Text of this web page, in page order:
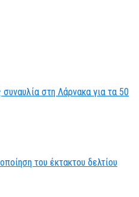
στη Λάρνακα για τα 50
του έκτακτου δελτίου